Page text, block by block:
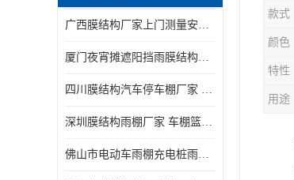
膜结构停景观棚 广西膜结构厂家上门测量安装发货，厂家发货没有差价
厦门夜宵摊遮阳挡雨膜结构雨棚设计 上门测量 款式多
四川膜结构汽车停车棚厂家 款式多 提供报价
深圳膜结构雨棚厂家 车棚篮球场体育看台 规格多样
佛山市电动车雨棚充电桩雨棚小区电动车棚
款式
颜色
特性
用途